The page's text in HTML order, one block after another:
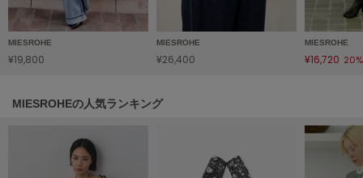
GELATO PIQUE CAT&DOG
ジェラート ピケ キャットアンドドッグ
MIESROHE
¥19,800
MIESROHE
¥26,400
MIESROHE
¥16,720
MIESROHEの人気ランキング